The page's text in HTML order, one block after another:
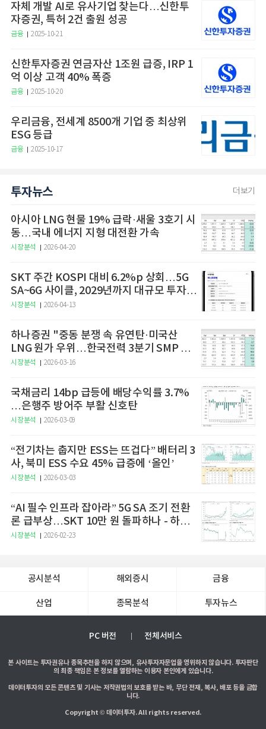
자체 개발 AI로 유사기업 찾는다…신한투
자증권, 특허 2건 출원 성공
금융 2025-10-21
신한투자증권 연금자산 1조원 급증, IRP 1
억 이상 고객 40% 폭증
금융 2025-10-20
우리금융, 전세계 8500개 기업 중 최상위
ESG 등급
금융 2025-10-17
투자뉴스 더보기
아시아 LNG 현물 19% 급락·새울 3호기 시
동…국내 에너지 지형 대전환 가속
시장분석 2026-04-20
SKT 주간 KOSPI 대비 6.2%p 상회…5G
SA~6G 사이클, 2029년까지 대규모 투자
예고
시장분석 2026-04-13
하나증권 "중동 분쟁 속 유연탄·미국산
LNG 원가 우위…한국전력 3분기 SMP 상
승 전망"
시장분석 2026-03-16
국채금리 14bp 급등에 배당수익률 3.7%
…은행주 방어주 부활 신호탄
시장분석 2026-03-09
“전기차는 춥지만 ESS는 뜨겁다” 배터리 3
사, 북미 ESS 수요 45% 급증에 ‘올인’
시장분석 2026-03-03
“AI 필수 인프라 잡아라” 5G SA 조기 전환
론 급부상…SKT 10만 원 돌파하나 - 하나
증권
시장분석 2026-02-23
공시분석 해외증시 금융
산업 종목분석 투자뉴스
PC 버전 전체서비스
본 사이트는 투자권유나 종목추천을 하지 않으며, 유사투자자문업을 영위하지 않습니다. 투자판단
의 최종 책임은 본 정보를 열람하는 이용자 본인에게 있습니다.
데이터투자의 모든 콘텐츠 및 기사는 저작권법의 보호를 받는 바, 무단 전재, 복사, 배포 등을 금합
니다.
Copyright © 데이터투자. All rights reserved.